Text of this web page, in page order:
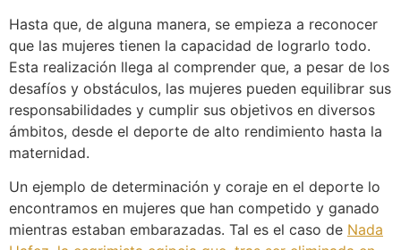
Hasta que, de alguna manera, se empieza a reconocer
que las mujeres tienen la capacidad de lograrlo todo.
Esta realización llega al comprender que, a pesar de los
desafíos y obstáculos, las mujeres pueden equilibrar sus
responsabilidades y cumplir sus objetivos en diversos
ámbitos, desde el deporte de alto rendimiento hasta la
maternidad.
Un ejemplo de determinación y coraje en el deporte lo
encontramos en mujeres que han competido y ganado
mientras estaban embarazadas. Tal es el caso de Nada